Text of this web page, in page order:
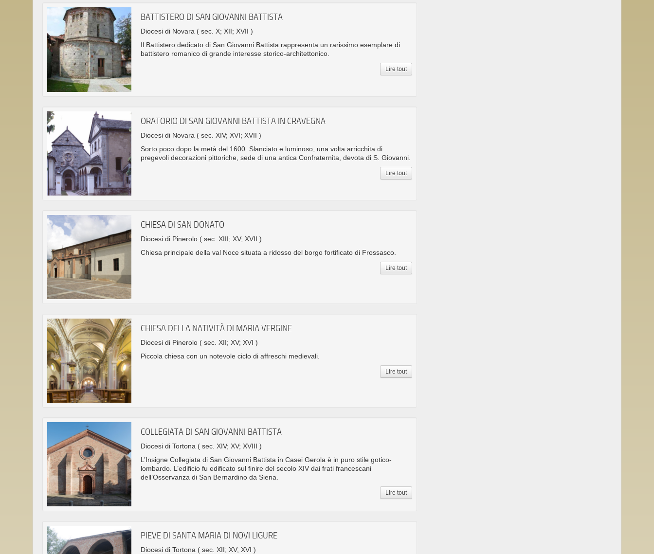
BATTISTERO DI SAN GIOVANNI BATTISTA
Diocesi di Novara ( sec. X; XII; XVII )
Il Battistero dedicato di San Giovanni Battista rappresenta un rarissimo esemplare di
battistero romanico di grande interesse storico-architettonico.
Lire tout
ORATORIO DI SAN GIOVANNI BATTISTA IN CRAVEGNA
Diocesi di Novara ( sec. XIV; XVI; XVII )
Sorto poco dopo la metà del 1600. Slanciato e luminoso, una volta arricchita di
pregevoli decorazioni pittoriche, sede di una antica Confraternita, devota di S. Giovanni.
Lire tout
CHIESA DI SAN DONATO
Diocesi di Pinerolo ( sec. XIII; XV; XVII )
Chiesa principale della val Noce situata a ridosso del borgo fortificato di Frossasco.
Lire tout
CHIESA DELLA NATIVITÀ DI MARIA VERGINE
Diocesi di Pinerolo ( sec. XII; XV; XVI )
Piccola chiesa con un notevole ciclo di affreschi medievali.
Lire tout
COLLEGIATA DI SAN GIOVANNI BATTISTA
Diocesi di Tortona ( sec. XIV; XV; XVIII )
L’Insigne Collegiata di San Giovanni Battista in Casei Gerola è in puro stile gotico-
lombardo. L’edificio fu edificato sul finire del secolo XIV dai frati francescani
dell’Osservanza di San Bernardino da Siena.
Lire tout
PIEVE DI SANTA MARIA DI NOVI LIGURE
Diocesi di Tortona ( sec. XII; XV; XVI )